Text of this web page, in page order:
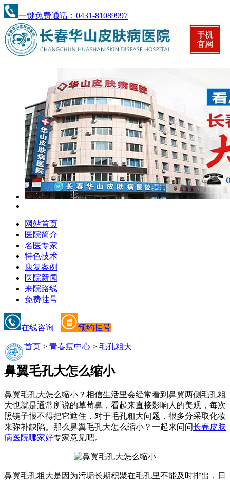
一键免费通话：0431-81089997
网站首页
医院简介
名医专家
特色技术
康复案例
医院新闻
来院路线
免费挂号
在线咨询 预约挂号
首页 > 青春痘中心 > 毛孔粗大
鼻翼毛孔大怎么缩小
鼻翼毛孔大怎么缩小？相信生活里会经常看到鼻翼两侧毛孔粗
大也就是通常所说的草莓鼻，看起来直接影响人的美观，每次
照镜子恨不得把它遮住，对于毛孔粗大问题，很多分采取化妆
来弥补缺陷。那么鼻翼毛孔大怎么缩小？一起来问问长春皮肤
病医院哪家好专家意见吧。
鼻翼毛孔粗大是因为污垢长期积聚在毛孔里不能及时排出，日